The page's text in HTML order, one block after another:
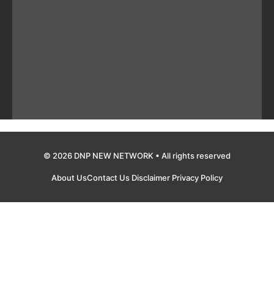
© 2026 DNP NEW NETWORK • All rights reserved
About UsContact Us Disclaimer Privacy Policy